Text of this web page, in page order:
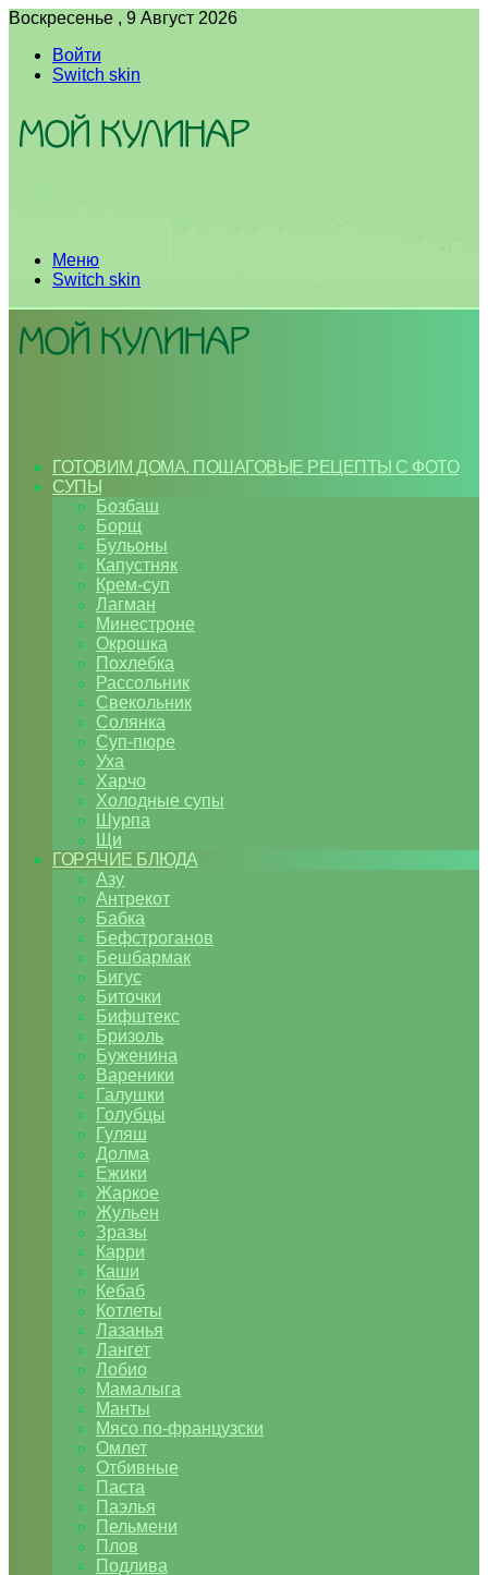
Воскресенье , 9 Август 2026
Войти
Switch skin
Меню
Switch skin
ГОТОВИМ ДОМА. ПОШАГОВЫЕ РЕЦЕПТЫ С ФОТО
СУПЫ
Бозбаш
Борщ
Бульоны
Капустняк
Крем-суп
Лагман
Минестроне
Окрошка
Похлебка
Рассольник
Свекольник
Солянка
Суп-пюре
Уха
Харчо
Холодные супы
Шурпа
Щи
ГОРЯЧИЕ БЛЮДА
Азу
Антрекот
Бабка
Бефстроганов
Бешбармак
Бигус
Биточки
Бифштекс
Бризоль
Буженина
Вареники
Галушки
Голубцы
Гуляш
Долма
Ежики
Жаркое
Жульен
Зразы
Карри
Каши
Кебаб
Котлеты
Лазанья
Лангет
Лобио
Мамалыга
Манты
Мясо по-французски
Омлет
Отбивные
Паста
Паэлья
Пельмени
Плов
Подлива